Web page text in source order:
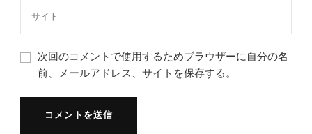
次回のコメントで使用するためブラウザーに自分の名
前、メールアドレス、サイトを保存する。